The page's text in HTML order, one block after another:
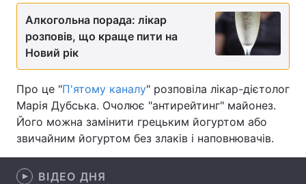
Економіка Світ
Спорт
Зброя Інциденти
Здоров'я Туризм
Цікавинки
Алкогольна порада: лікар
розповів, що краще пити на
Новий рік
Про це "П'ятому каналу" розповіла лікар-дієтолог
Марія Дубська. Очолює "антирейтинг" майонез.
Його можна замінити грецьким йогуртом або
звичайним йогуртом без злаків і наповнювачів.
ВІДЕО ДНЯ